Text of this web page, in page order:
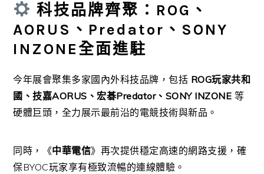
科技品牌齊聚：ROG、
AORUS、Predator、SONY
INZONE全面進駐
今年展會聚集多家國內外科技品牌，包括 ROG玩家共和
國、技嘉AORUS、宏碁Predator、SONY INZONE 等
硬體巨頭，全力展示最前沿的電競技術與新品。
同時，《中華電信》再次提供穩定高速的網路支援，確
保BYOC玩家享有極致流暢的連線體驗。